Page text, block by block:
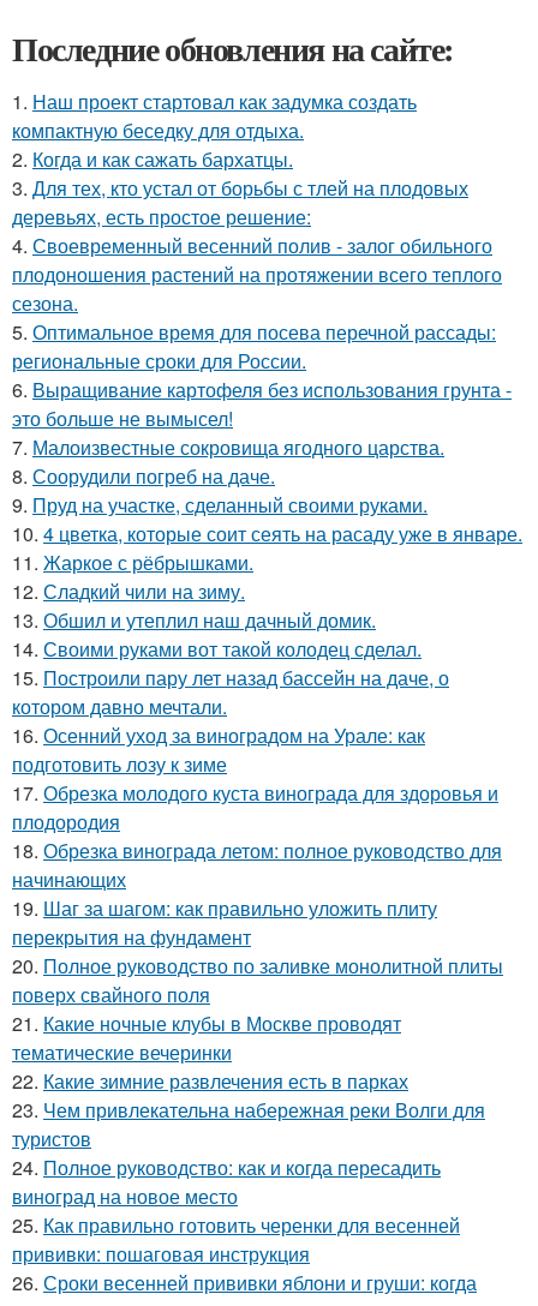
Последние обновления на сайте:
1. Наш проект стартовал как задумка создать
компактную беседку для отдыха.
2. Когда и как сажать бархатцы.
3. Для тех, кто устал от борьбы с тлей на плодовых
деревьях, есть простое решение:
4. Своевременный весенний полив - залог обильного
плодоношения растений на протяжении всего теплого
сезона.
5. Оптимальное время для посева перечной рассады:
региональные сроки для России.
6. Выращивание картофеля без использования грунта -
это больше не вымысел!
7. Малоизвестные сокровища ягодного царства.
8. Соорудили погреб на даче.
9. Пруд на участке, сделанный своими руками.
10. 4 цветка, которые соит сеять на расаду уже в январе.
11. Жаркое с рёбрышками.
12. Сладкий чили на зиму.
13. Обшил и утеплил наш дачный домик.
14. Своими руками вот такой колодец сделал.
15. Построили пару лет назад бассейн на даче, о
котором давно мечтали.
16. Осенний уход за виноградом на Урале: как
подготовить лозу к зиме
17. Обрезка молодого куста винограда для здоровья и
плодородия
18. Обрезка винограда летом: полное руководство для
начинающих
19. Шаг за шагом: как правильно уложить плиту
перекрытия на фундамент
20. Полное руководство по заливке монолитной плиты
поверх свайного поля
21. Какие ночные клубы в Москве проводят
тематические вечеринки
22. Какие зимние развлечения есть в парках
23. Чем привлекательна набережная реки Волги для
туристов
24. Полное руководство: как и когда пересадить
виноград на новое место
25. Как правильно готовить черенки для весенней
прививки: пошаговая инструкция
26. Сроки весенней прививки яблони и груши: когда